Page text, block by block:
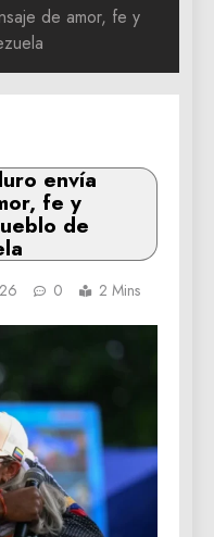
de amor, fe y
envía
fe y
de
0 2 Mins